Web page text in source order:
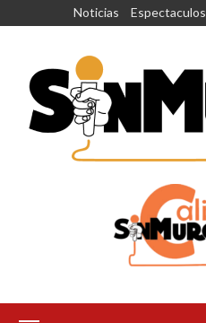
Noticias Espectaculos